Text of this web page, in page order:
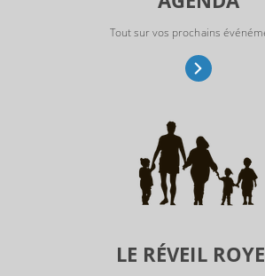
Tout sur vos prochains
LE RÉVEIL